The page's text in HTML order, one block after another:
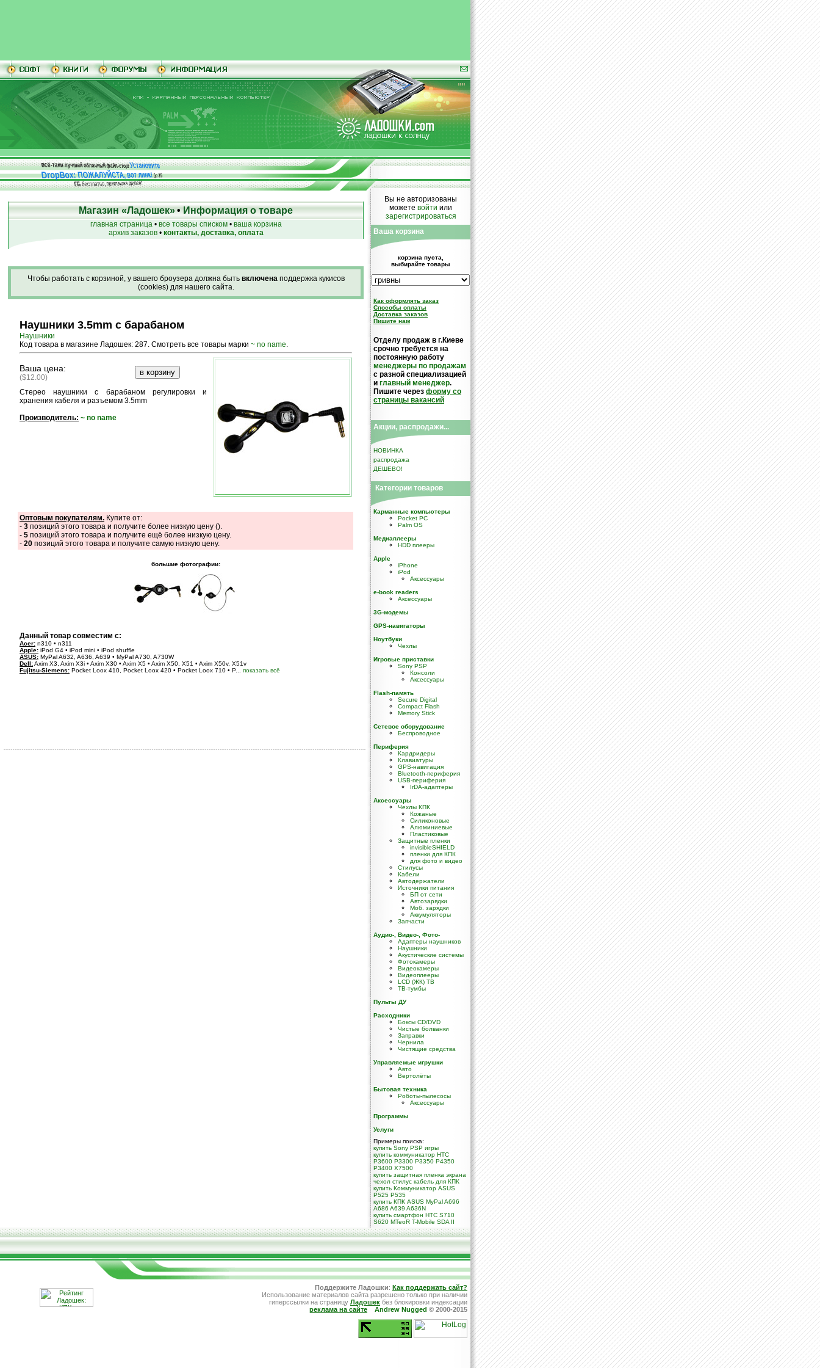
всё-таки лучший облачный файл-стор!Установите
DropBox: ПОЖАЛУЙСТА, вот линк!До25
ГБбесплатно, приглашая друзей!
Магазин «Ладошек»•Информация о товаре
главная страница• все товары списком• ваша корзина
архив заказов• контакты, доставка, оплата
Чтобы работать с корзиной, у вашего броузера должна быть включенаподдержка кукисов
(cookies) для нашего сайта.
Наушники 3.5mm с барабаном
Наушники
Код товара в магазине Ладошек: 287. Смотреть все товары марки ~ no name.
Ваша цена:
($12.00)
Стерео наушники с барабаном регулировки и
хранения кабеля и разъемом 3.5mm
Производитель: ~ no name
Оптовым покупателям. Купите от:
- 3 позиций этого товара и получите более низкую цену ().
- 5 позиций этого товара и получите ещё более низкую цену.
- 20 позиций этого товара и получите самую низкую цену.
большие фотографии:
Данный товар совместим с:
Acer: n310 • n311
Apple: iPod G4 • iPod mini • iPod shuffle
ASUS: MyPal A632, A636, A639 • MyPal A730, A730W
Dell:Axim X3, Axim X3i • Axim X30 • Axim X5 • Axim X50, X51 • Axim X50v, X51v
Fujitsu-Siemens: Pocket Loox 410, Pocket Loox 420 • Pocket Loox 710 • P... показать всё
Вы не авторизованы
можете войти или
зарегистрироваться
Ваша корзина
корзина пуста,
выбирайте товары
Как оформлять заказ
Cпособы оплаты
Доставка заказов
Пишите нам
Отделу продаж в г.Киеве
срочно требуется на
постоянную работу
менеджеры по продажам
с разной специализацией
и главный менеджер.
Пишите через форму со
страницы вакансий
Акции, распродажи...
НОВИНКА
распродажа
ДЕШЕВО!
Категории товаров
Карманные компьютеры
Pocket PC
Palm OS
Медиаплееры
HDD плееры
Apple
iPhone
iPod
Аксессуары
e-book readers
Аксессуары
3G-модемы
GPS-навигаторы
Ноутбуки
Чехлы
Игровые приставки
Sony PSP
Консоли
Аксессуары
Flash-память
Secure Digital
Compact Flash
Memory Stick
Сетевое оборудование
Беспроводное
Периферия
Кардридеры
Клавиатуры
GPS-навигация
Bluetooth-периферия
USB-периферия
IrDA-адаптеры
Аксессуары
Чехлы КПК
Кожаные
Силиконовые
Алюминиевые
Пластиковые
Защитные пленки
invisibleSHIELD
пленки для КПК
для фото и видео
Стилусы
Кабели
Автодержатели
Источники питания
БП от сети
Автозарядки
Моб. зарядки
Аккумуляторы
Запчасти
Аудио-, Видео-, Фото-
Адаптеры наушников
Наушники
Акустические системы
Фотокамеры
Видеокамеры
Видеоплееры
LCD (ЖК) TB
ТВ-тумбы
Пульты ДУ
Расходники
Боксы CD/DVD
Чистые болванки
Заправки
Чернила
Чистящие средства
Управляемые игрушки
Авто
Вертолёты
Бытовая техника
Роботы-пылесосы
Аксессуары
Программы
Услуги
Примеры поиска:
купить Sony PSP игры
купить коммуникатор HTC
P3600 P3300 P3350 P4350
P3400 X7500
купить защитная пленка экрана
чехол стилус кабель для КПК
купить Коммуникатор ASUS
P525 P535
купить КПК ASUS MyPal A696
A686 A639 A636N
купить смартфон HTC S710
S620 MTeoR T-Mobile SDA II
Поддержите Ладошки: Как поддержать сайт?
Использование материалов сайта разрешено только при наличии
гиперссылки на страницу Ладошек без блокировки индексации
реклама на сайте
Andrew Nugged © 2000-2015